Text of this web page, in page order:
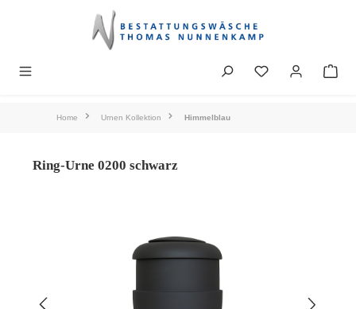
Home Urnen Kollektion Himmelblau
Ring-Urne 0200 schwarz